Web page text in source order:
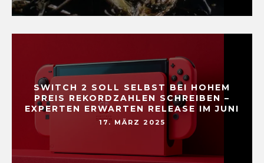
SWITCH 2 SOLL SELBST BEI HOHEM
PREIS REKORDZAHLEN SCHREIBEN –
EXPERTEN ERWARTEN RELEASE IM JUNI
17. MÄRZ 2025